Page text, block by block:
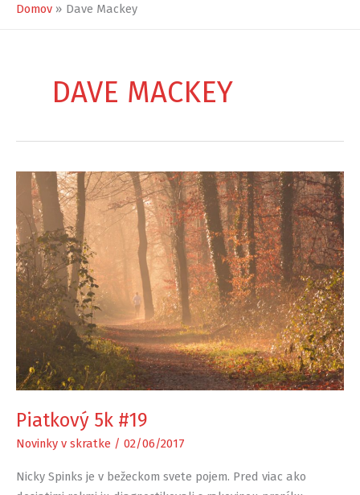
Domov Dave Mackey
DAVE MACKEY
Piatkový 5k #19
Novinky v skratke / 02/06/2017
Nicky Spinks je v bežeckom svete pojem. Pred viac ako